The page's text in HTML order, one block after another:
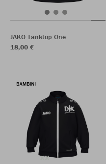
JAKO Tanktop One
18,00 €